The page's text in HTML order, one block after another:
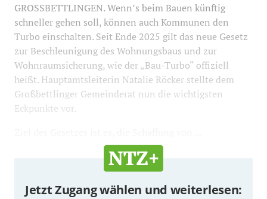
GROSSBETTLINGEN. Wenn’s beim Bauen künftig
schneller gehen soll, können auch Kommunen den
Turbo einschalten. Seit Ende 2025 gilt das neue Gesetz
zur Beschleunigung des Wohnungsbaus und zur
Wohnraumsicherung, wie der „Bau-Turbo“ offiziell
heißt. Hauptamtsleiterin Natalie Röcker stellte dem
Großbettlinger Gemeinderat nun die wichtigsten
Eckpunkte vor.
Jetzt Zugang wählen und weiterlesen: